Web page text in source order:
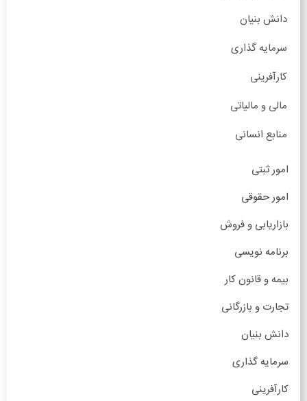
دانش بنیان
سرمایه گذاری
کارآفرینی
مالی و مالیاتی
منابع انسانی
امور ثبتی
امور حقوقی
بازاریابی و فروش
برنامه نویسی
بیمه و قانون کار
تجارت و بازرگانی
دانش بنیان
سرمایه گذاری
کارآفرینی